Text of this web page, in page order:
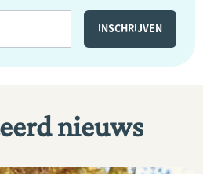
nieuws